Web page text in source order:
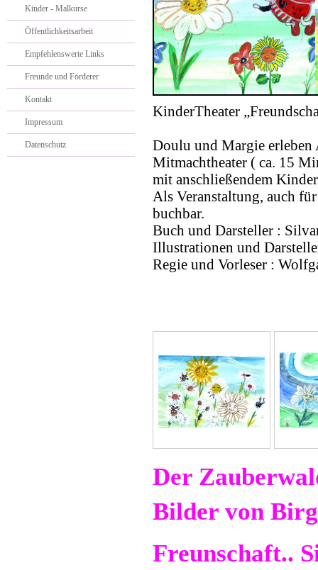
Kinder - Malkurse
Öffentlichkeitsarbeit
Empfehlenswerte Links
Freunde und Förderer
Kontakt
Impressum
Datenschutz
KinderTheater
Doulu und Margie erleben
Mitmachtheater ( ca. 15
mit anschließendem
Als Veranstaltung, auch
buchbar.
Buch und Darsteller :
Illustrationen und
Regie und Vorleser :
Der
Bilder von
Freunschaft..